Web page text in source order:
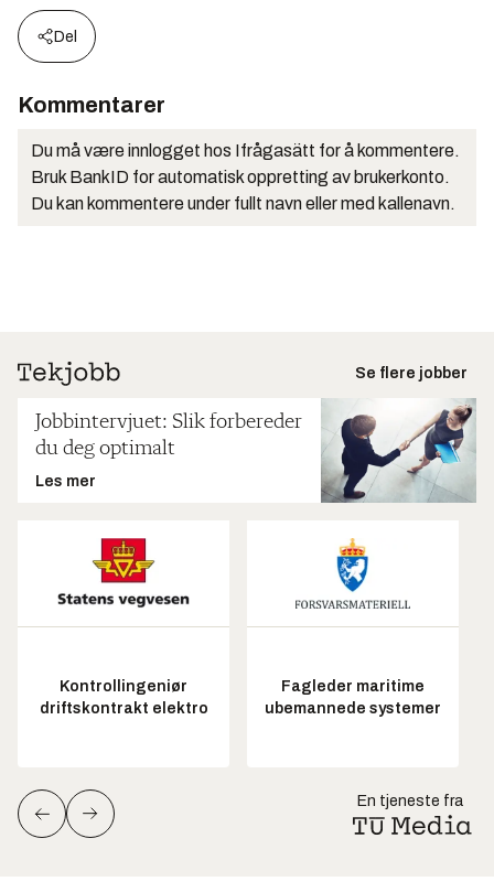
Del
Kommentarer
Du må være innlogget hos Ifrågasätt for å kommentere.
Bruk BankID for automatisk oppretting av brukerkonto.
Du kan kommentere under fullt navn eller med kallenavn.
Se flere jobber
Jobbintervjuet: Slik forbereder
du deg optimalt
Les mer
Kontrollingeniør
driftskontrakt elektro
Fagleder maritime
ubemannede systemer
En tjeneste fra